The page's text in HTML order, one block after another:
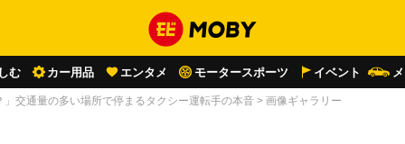
む カー用品 エンタメ モータースポーツ イベント
交通量の多い場所で停まるタクシー運転手の本音 > 画像ギャラリー